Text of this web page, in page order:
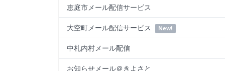
恵庭市メール配信サービス
大空町メール配信サービス New!
中札内村メール配信
お知らせメール＠きよさと